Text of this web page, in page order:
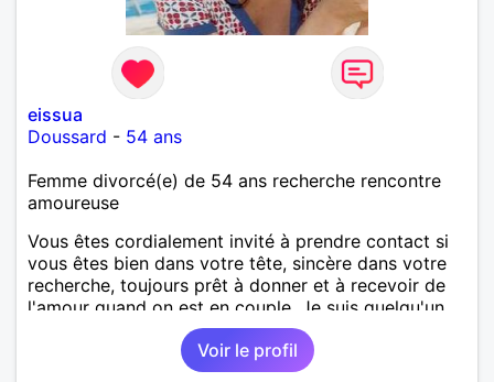
eissua
Doussard - 54 ans
Femme divorcé(e) de 54 ans recherche rencontre
amoureuse
Vous êtes cordialement invité à prendre contact si
vous êtes bien dans votre tête, sincère dans votre
recherche, toujours prêt à donner et à recevoir de
l'amour quand on est en couple. Je suis quelqu'un
de très sociable qui aime faire le bien autour d'elle.
Voir le profil